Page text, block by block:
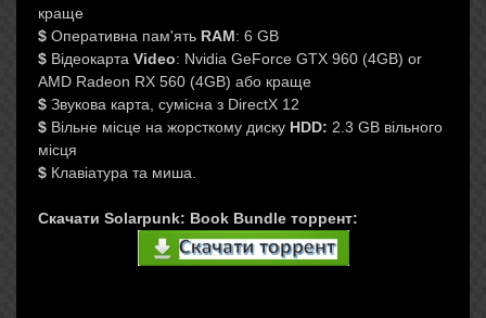
краще
$ Оперативна пам'ять RAM: 6 GB
$ Відеокарта Video: Nvidia GeForce GTX 960 (4GB) or
AMD Radeon RX 560 (4GB) або краще
$ Звукова карта, сумісна з DirectX 12
$ Вільне місце на жорсткому диску HDD: 2.3 GB вільного
місця
$ Клавіатура та миша.
Скачати Solarpunk: Book Bundle торрент: